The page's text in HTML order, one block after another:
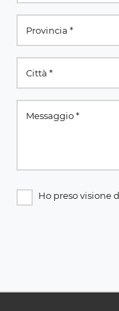
Ho preso visione